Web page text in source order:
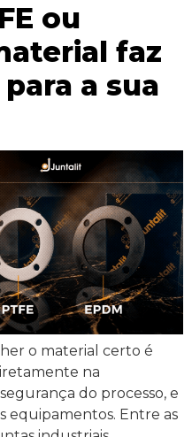
ou
faz
a sua
o material certo é
na
do processo, e
equipamentos. Entre as